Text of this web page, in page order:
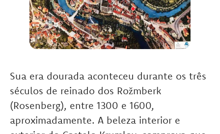
Sua era dourada aconteceu durante os três
séculos de reinado dos Rožmberk
(Rosenberg), entre 1300 e 1600,
aproximadamente. A beleza interior e